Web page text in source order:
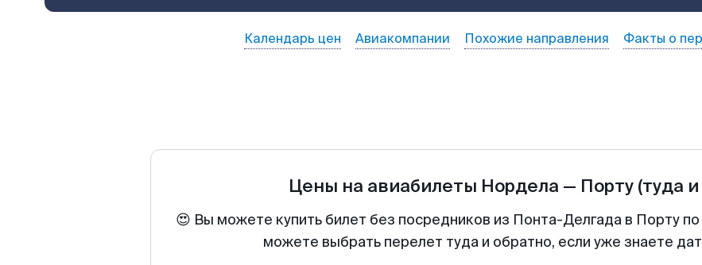
Календарь цен Авиакомпании Похожие направления Факты о
Цены на авиабилеты Нордела — Порту (туда
😍 Вы можете купить билет без посредников из Понта-Делгада в Порту
можете выбрать перелет туда и обратно, если уже знаете